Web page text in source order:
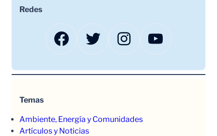
Redes
Facebook Twitter Instagram YouTube
Temas
Ambiente, Energía y Comunidades
Artículos y Noticias